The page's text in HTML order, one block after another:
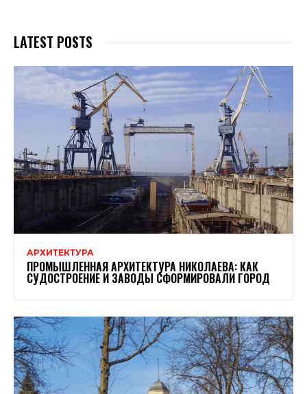
LATEST POSTS
АРХИТЕКТУРА
ПРОМЫШЛЕННАЯ АРХИТЕКТУРА НИКОЛАЕВА: КАК
СУДОСТРОЕНИЕ И ЗАВОДЫ СФОРМИРОВАЛИ ГОРОД